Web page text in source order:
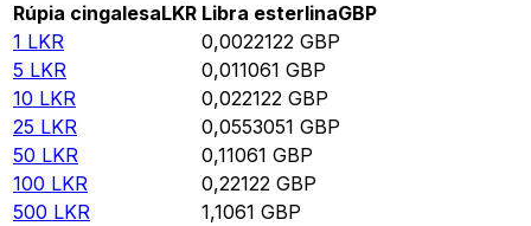
Rúpia cingalesaLKR Libra esterlinaGBP
1 LKR 0,0022122 GBP
5 LKR 0,011061 GBP
10 LKR 0,022122 GBP
25 LKR 0,0553051 GBP
50 LKR 0,11061 GBP
100 LKR 0,22122 GBP
500 LKR 1,1061 GBP